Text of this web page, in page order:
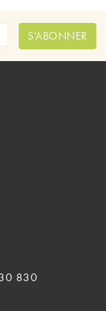
S’ABONNER
830